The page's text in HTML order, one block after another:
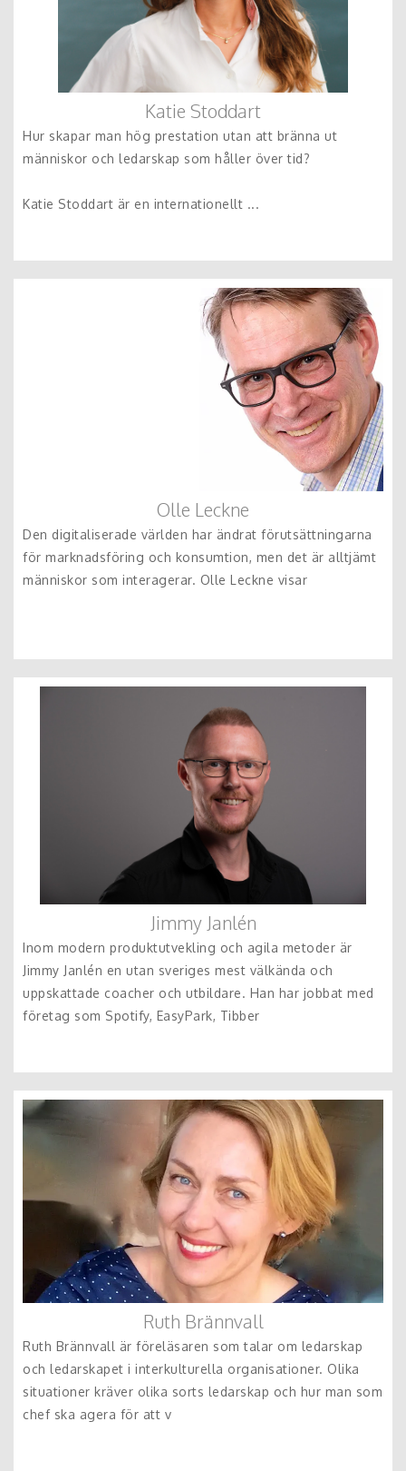
Katie Stoddart
Hur skapar man hög prestation utan att bränna ut
människor och ledarskap som håller över tid?
Katie Stoddart är en internationellt ...
Olle Leckne
Den digitaliserade världen har ändrat förutsättningarna
för marknadsföring och konsumtion, men det är alltjämt
människor som interagerar. Olle Leckne visar
Jimmy Janlén
Inom modern produktutvekling och agila metoder är
Jimmy Janlén en utan sveriges mest välkända och
uppskattade coacher och utbildare. Han har jobbat med
företag som Spotify, EasyPark, Tibber
Ruth Brännvall
Ruth Brännvall är föreläsaren som talar om ledarskap
och ledarskapet i interkulturella organisationer. Olika
situationer kräver olika sorts ledarskap och hur man som
chef ska agera för att v